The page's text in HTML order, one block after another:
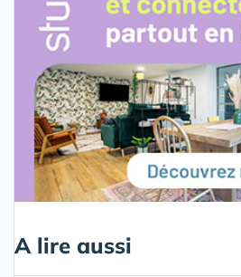
A lire aussi